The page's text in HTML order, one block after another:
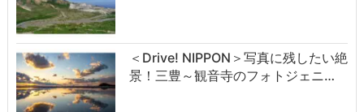
＜Drive! NIPPON＞写真に残したい絶
景！三豊～観音寺のフォトジェニ…